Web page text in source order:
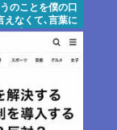
のことを僕の口
えなくて､言葉に
々感じておりま